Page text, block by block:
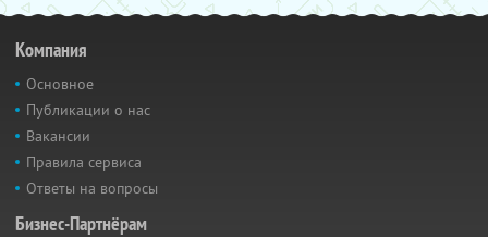
Компания
Основное
Публикации о нас
Вакансии
Правила сервиса
Ответы на вопросы
Бизнес-Партнёрам